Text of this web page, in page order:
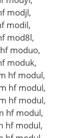
modjl,
modil,
mod8l,
moduo,
moduk,
hf modul,
hf modul,
hf modul,
hf modul,
hf modul,